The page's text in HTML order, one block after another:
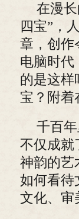
在漫
四宝”，
章，创作
电脑时代
的是这样
宝？附着
千百
不仅成就
神韵的艺
如何看待
文化、审